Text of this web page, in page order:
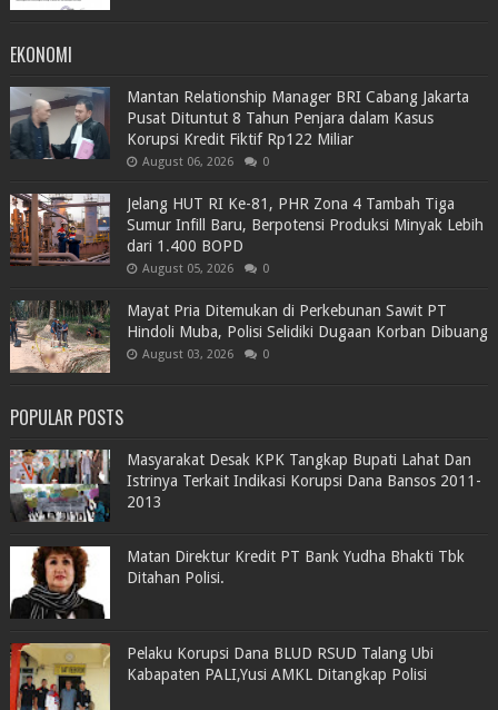
EKONOMI
Mantan Relationship Manager BRI Cabang Jakarta
Pusat Dituntut 8 Tahun Penjara dalam Kasus
Korupsi Kredit Fiktif Rp122 Miliar
August 06, 2026 0
Jelang HUT RI Ke-81, PHR Zona 4 Tambah Tiga
Sumur Infill Baru, Berpotensi Produksi Minyak Lebih
dari 1.400 BOPD
August 05, 2026 0
Mayat Pria Ditemukan di Perkebunan Sawit PT
Hindoli Muba, Polisi Selidiki Dugaan Korban Dibuang
August 03, 2026 0
POPULAR POSTS
Masyarakat Desak KPK Tangkap Bupati Lahat Dan
Istrinya Terkait Indikasi Korupsi Dana Bansos 2011-
2013
Matan Direktur Kredit PT Bank Yudha Bhakti Tbk
Ditahan Polisi.
Pelaku Korupsi Dana BLUD RSUD Talang Ubi
Kabapaten PALI,Yusi AMKL Ditangkap Polisi